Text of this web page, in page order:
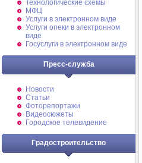
Технологические схемы
МФЦ
Услуги в электронном виде
Услуги опеки в электронном
виде
Госуслуги в электронном виде
Пресс-служба
Новости
Статьи
Фоторепортажи
Видеосюжеты
Городское телевидение
Градостроительство